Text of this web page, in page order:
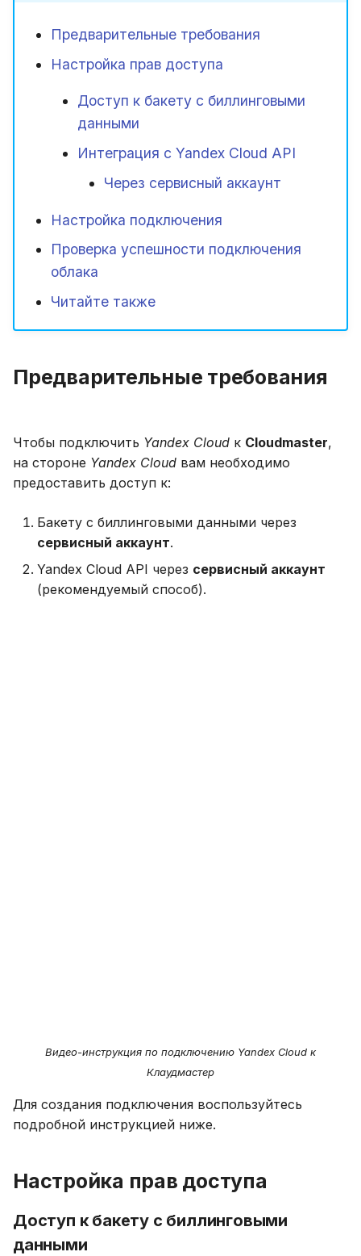
модулей
Настройка подключения
Проверка успешности
создания подключения
Виртуальные машины в
разделе с ВМ
Подключение, облака и
каталоги в Бюджетах
Роли FinOps
Предварительные требования
Настройка прав доступа
Доступ к бакету с биллинговыми
данными
Интеграция с Yandex Cloud API
Через сервисный аккаунт
Настройка подключения
Проверка успешности подключения
облака
Читайте также
Предварительные требования
Чтобы подключить Yandex Cloud к Cloudmaster,
на стороне Yandex Cloud вам необходимо
предоставить доступ к:
Бакету с биллинговыми данными через
сервисный аккаунт.
Yandex Cloud API через сервисный аккаунт
(рекомендуемый способ).
Видео-инструкция по подключению Yandex Cloud к
Клаудмастер
Для создания подключения воспользуйтесь
подробной инструкцией ниже.
Настройка прав доступа
Доступ к бакету с биллинговыми
данными